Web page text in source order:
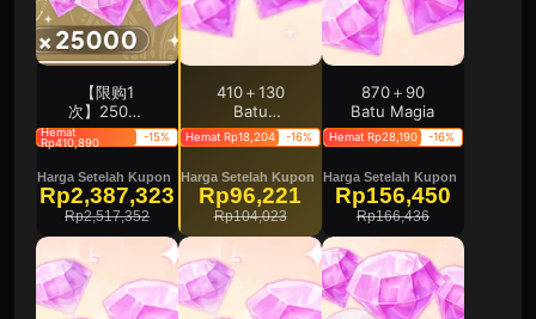
【限购1
次】25000
魔法石（买
过默认买等
价商品）
Hemat
Rp410,890
-15%
Harga Setelah Kupon
Rp2,387,323
Rp2,517,352
410＋130
Batu
Magia（Bonus
Tambahan
50 Batu
Magia）
Hemat Rp18,204 -16%
Harga Setelah Kupon
Rp96,221
Rp104,023
870＋90
Batu Magia
Hemat Rp28,190 -16%
Harga Setelah Kupon
Rp156,450
Rp166,436